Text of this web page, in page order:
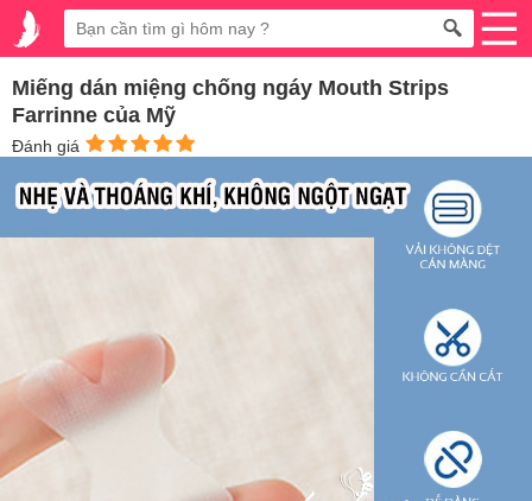
Miếng dán miệng chống ngáy Mouth Strips
Farrinne của Mỹ
Đánh giá